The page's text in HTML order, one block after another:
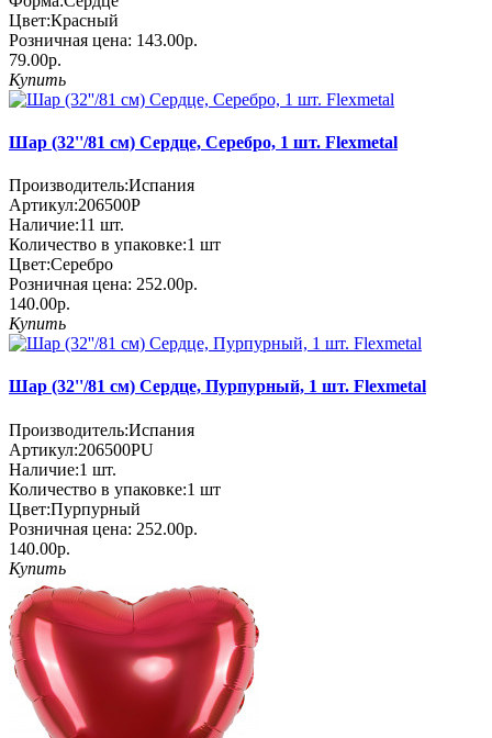
Цвет:Красный
Розничная цена: 143.00р.
79.00р.
Купить
Шар (32''/81 см) Сердце, Серебро, 1 шт. Flexmetal
Производитель:Испания
Артикул:206500P
Наличие:11 шт.
Количество в упаковке:1 шт
Цвет:Серебро
Розничная цена: 252.00р.
140.00р.
Купить
Шар (32''/81 см) Сердце, Пурпурный, 1 шт. Flexmetal
Производитель:Испания
Артикул:206500PU
Наличие:1 шт.
Количество в упаковке:1 шт
Цвет:Пурпурный
Розничная цена: 252.00р.
140.00р.
Купить